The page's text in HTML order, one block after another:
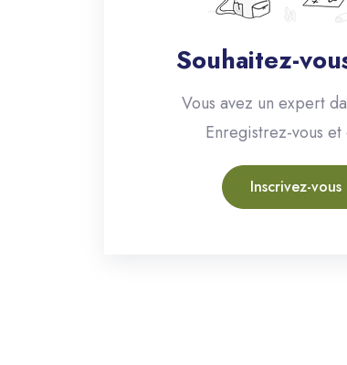
Souhaitez-
Vous avez un expert
Enregistrez-vous
Inscrivez-